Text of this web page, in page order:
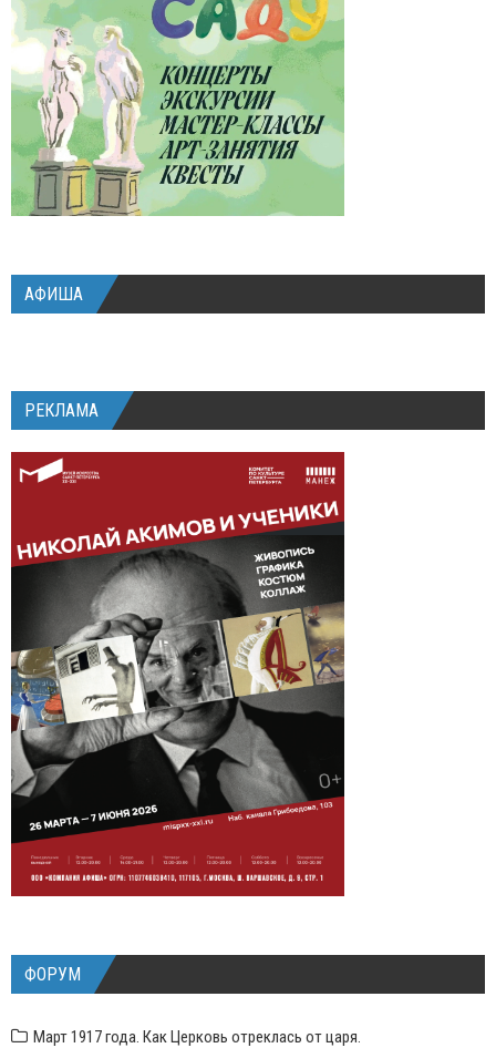
АФИША
РЕКЛАМА
ФОРУМ
Март 1917 года. Как Церковь отреклась от царя.